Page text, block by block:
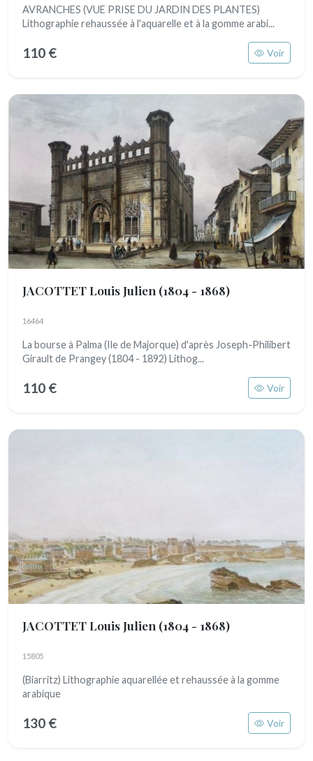
AVRANCHES (VUE PRISE DU JARDIN DES PLANTES)
Lithographie rehaussée à l'aquarelle et à la gomme arabi...
110 € Voir
JACOTTET Louis Julien (1804 - 1868)
16464
La bourse à Palma (Ile de Majorque) d'après Joseph-Philibert
Girault de Prangey (1804 - 1892) Lithog...
110 € Voir
JACOTTET Louis Julien (1804 - 1868)
15805
(Biarritz) Lithographie aquarellée et rehaussée à la gomme
arabique
130 € Voir